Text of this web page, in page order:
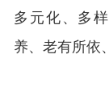
多元化、多
养、老有所依